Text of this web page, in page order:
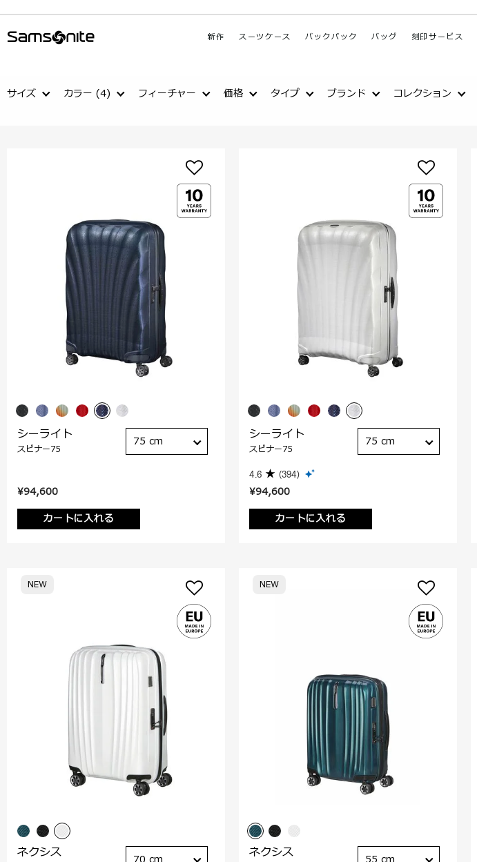
新作 スーツケース バックパック バッグ 刻印サービス
サイズ カラー (4) フィーチャー 価格 タイプ ブランド コレクション
¥94,600
カートに入れる
シーライト
スピナー75
75 cm
¥94,600
カートに入れる
シーライト
スピナー75
4.6 (394)
75 cm
NEW
ネクシス
NEW
ネクシス